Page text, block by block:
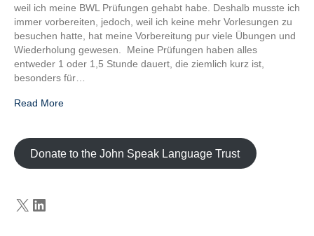
weil ich meine BWL Prüfungen gehabt habe. Deshalb musste ich
immer vorbereiten, jedoch, weil ich keine mehr Vorlesungen zu
besuchen hatte, hat meine Vorbereitung pur viele Übungen und
Wiederholung gewesen. Meine Prüfungen haben alles
entweder 1 oder 1,5 Stunde dauert, die ziemlich kurz ist,
besonders für…
Read More
Donate to the John Speak Language Trust
X LinkedIn